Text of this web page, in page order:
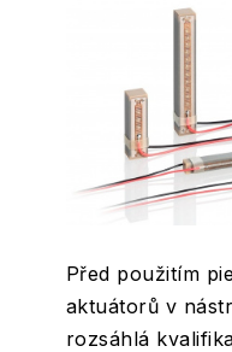
Před použitím
aktuátorů v
rozsáhlá